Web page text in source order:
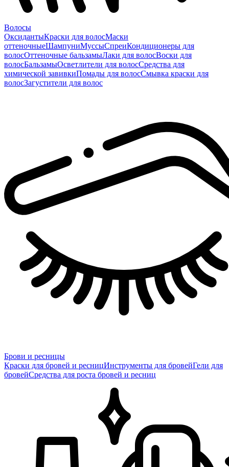
Волосы
ОксидантыКраски для волосМаски
оттеночныеШампуниМуссыСпреиКондиционеры для
волосОттеночные бальзамыЛаки для волосВоски для
волосБальзамыОсветлители для волосСредства для
химической завивкиПомады для волосСмывка краски для
волосЗагустители для волос
Брови и ресницы
Краски для бровей и ресницИнструменты для бровейГели для
бровейСредства для роста бровей и ресниц